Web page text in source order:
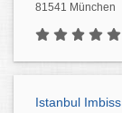
81541 München
Istanbul Imbiss